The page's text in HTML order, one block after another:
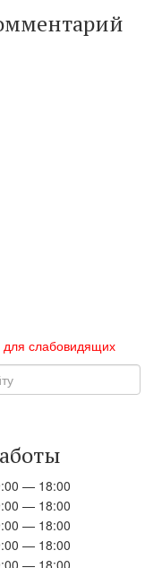
слабовидящих
— 18:00
— 18:00
— 18:00
— 18:00
— 18:00